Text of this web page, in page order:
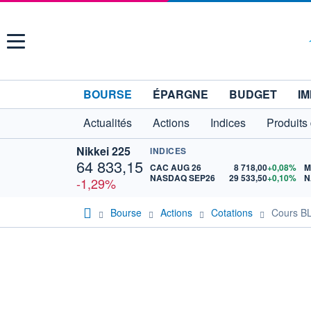
Menu
BOURSE ÉPARGNE BUDGET
Actualités
Actions Indices
Nikkei 225
64 833,15
-1,29%
INDICES
CAC AUG 26
8 718,00+0,08%
NASDAQ SEP26
29 533,50+0,10%
Bourse Actions Cotations Cours